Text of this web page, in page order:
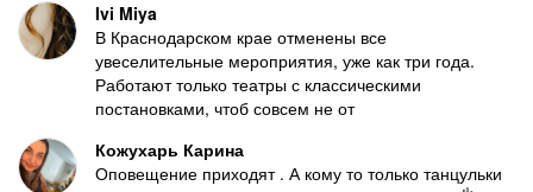
Ivi Miya
В Краснодарском крае отменены все
увеселительные мероприятия, уже как три года.
Работают только театры с классическими
постановками, чтоб совсем не от
Кожухарь Карина
Оповещение приходят . А кому то только танцульки